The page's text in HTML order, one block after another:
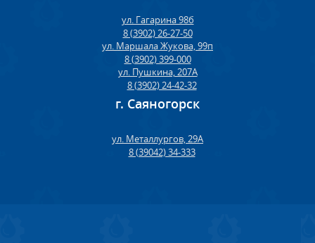
ул. Гагарина 98б
8 (3902) 26-27-50
ул. Маршала Жукова, 99п
8 (3902) 399-000
ул. Пушкина, 207А
8 (3902) 24-42-32
г. Саяногорск
ул. Металлургов, 29А
8 (39042) 34-333